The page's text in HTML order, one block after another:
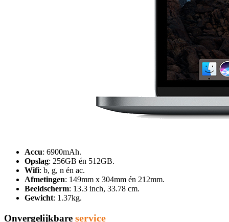
Accu: 6900mAh.
Opslag: 256GB én 512GB.
Wifi: b, g, n én ac.
Afmetingen: 149mm x 304mm én 212mm.
Beeldscherm: 13.3 inch, 33.78 cm.
Gewicht: 1.37kg.
Onvergelijkbare service